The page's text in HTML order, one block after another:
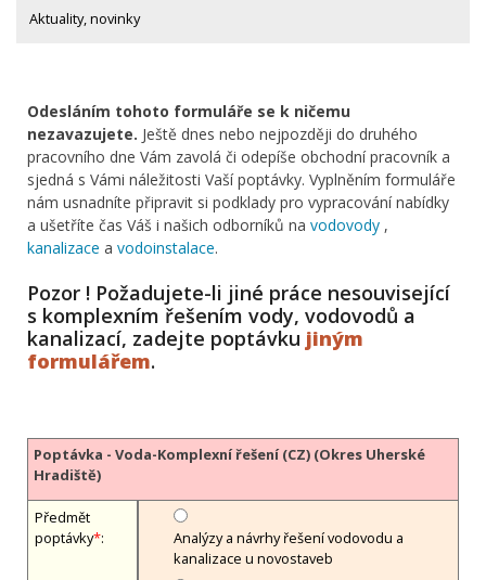
Aktuality, novinky
Odesláním tohoto formuláře se k ničemu
nezavazujete. Ještě dnes nebo nejpozději do druhého
pracovního dne Vám zavolá či odepíše obchodní pracovník a
sjedná s Vámi náležitosti Vaší poptávky. Vyplněním formuláře
nám usnadníte připravit si podklady pro vypracování nabídky
a ušetříte čas Váš i našich odborníků na vodovody ,
kanalizace a vodoinstalace.
Pozor ! Požadujete-li jiné práce nesouvisející
s komplexním řešením vody, vodovodů a
kanalizací, zadejte poptávku jiným
formulářem.
Poptávka - Voda-Komplexní řešení (CZ) (Okres Uherské
Hradiště)
Předmět
poptávky*:
Analýzy a návrhy řešení vodovodu a
kanalizace u novostaveb